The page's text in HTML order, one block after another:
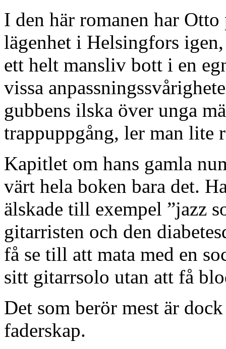
I den här romanen har
lägenhet i Helsingfors
ett helt mansliv bott i en
vissa
gubbens ilska över unga
trappuppgång, ler man lite
Kapitlet om hans gamla
värt hela boken bara det.
älskade till exempel ”jazz
gitarristen och den
få se till att mata med en
sitt gitarrsolo utan att få
Det som berör mest är
faderskap.